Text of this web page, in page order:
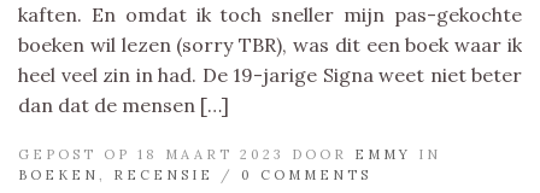
kaften. En omdat ik toch sneller mijn pas-gekochte
boeken wil lezen (sorry TBR), was dit een boek waar ik
heel veel zin in had. De 19-jarige Signa weet niet beter
dan dat de mensen […]
GEPOST OP 18 MAART 2023 DOOR EMMY
IN
BOEKEN
RECENSIE / 0 COMMENTS